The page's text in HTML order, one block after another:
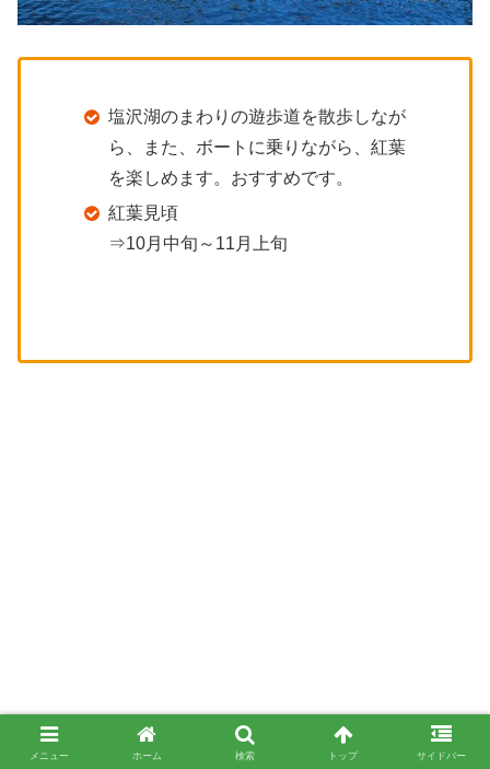
塩沢湖のまわりの遊歩道を散歩しなが
ら、また、ボートに乗りながら、紅葉
を楽しめます。おすすめです。
紅葉見頃
⇒10月中旬～11月上旬
メニュー ホーム 検索 トップ サイドバー